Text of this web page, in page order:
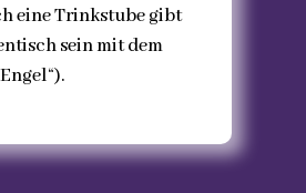
eine Trinkstube gibt
sein mit dem